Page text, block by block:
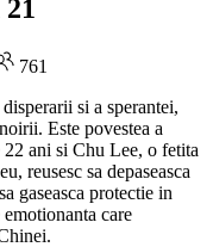
761
si a sperantei,
Este povestea a
22 ani si Chu Lee, o fetita
reusesc sa depaseasca
gaseasca protectie in
care